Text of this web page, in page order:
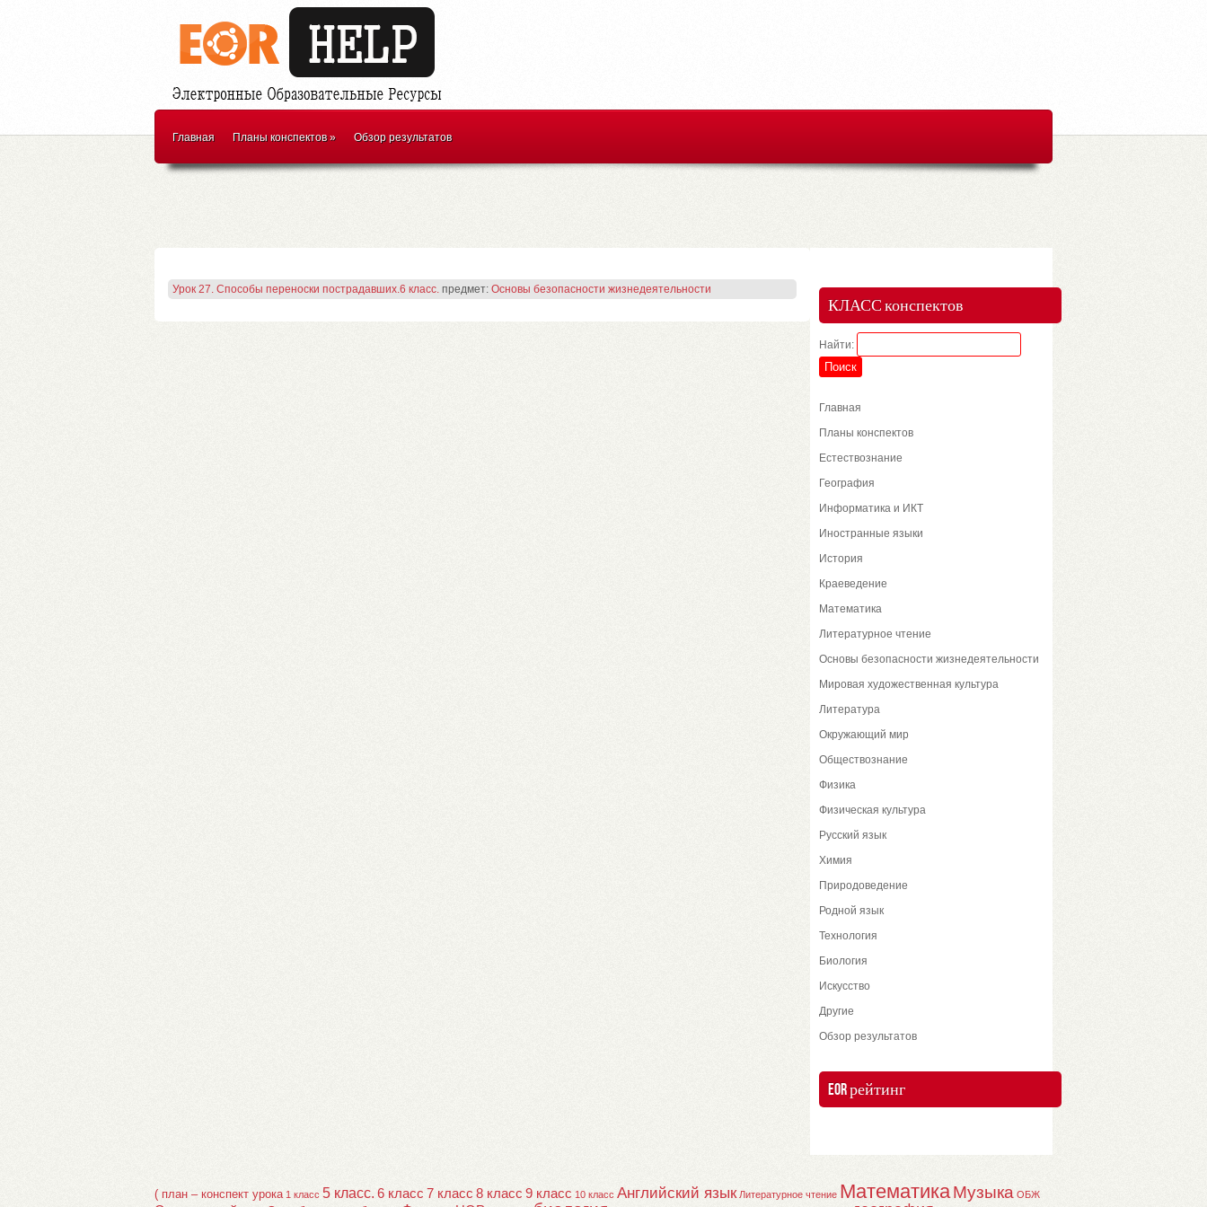
Главная Планы конспектов» Обзор результатов
Урок 27. Способы переноски пострадавших.6 класс. предмет: Основы безопасности жизнедеятельности
КЛАСС конспектов
Найти:
Главная
Планы конспектов
Естествознание
География
Информатика и ИКТ
Иностранные языки
История
Краеведение
Математика
Литературное чтение
Основы безопасности жизнедеятельности
Мировая художественная культура
Литература
Окружающий мир
Обществознание
Физика
Физическая культура
Русский язык
Химия
Природоведение
Родной язык
Технология
Биология
Искусство
Другие
Обзор результатов
EOR рейтинг
( план – конспект урока 1 класс 5 класс. 6 класс 7 класс 8 класс 9 класс 10 класс Английский язык Литературное чтение МатематикаМузыка ОБЖ